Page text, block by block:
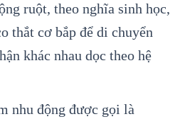
ruột, theo nghĩa sinh học,
thắt cơ bắp để di chuyển
khác nhau dọc theo hệ
nhu động được gọi là